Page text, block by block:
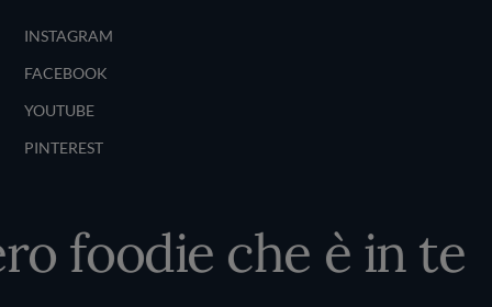
INSTAGRAM
FACEBOOK
YOUTUBE
PINTEREST
foodie che è in te